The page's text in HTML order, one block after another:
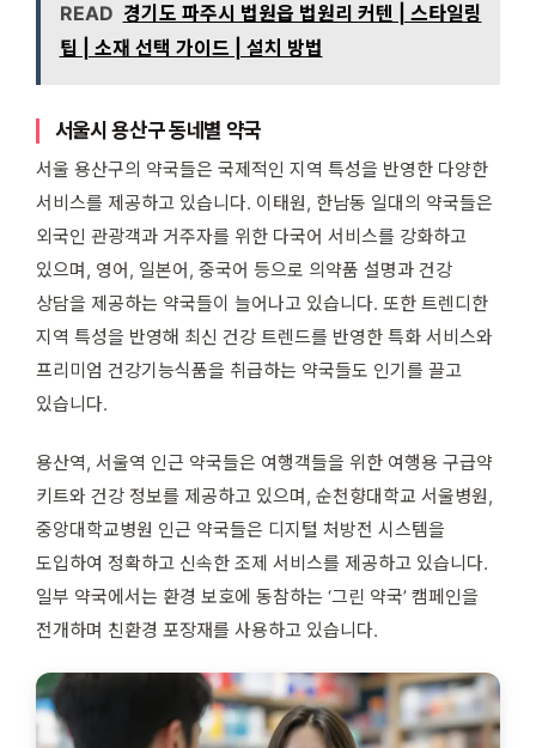
READ 경기도 파주시 법원읍 법원리 커텐 | 스타일링
팁 | 소재 선택 가이드 | 설치 방법
서울시 용산구 동네별 약국
서울 용산구의 약국들은 국제적인 지역 특성을 반영한 다양한
서비스를 제공하고 있습니다. 이태원, 한남동 일대의 약국들은
외국인 관광객과 거주자를 위한 다국어 서비스를 강화하고
있으며, 영어, 일본어, 중국어 등으로 의약품 설명과 건강
상담을 제공하는 약국들이 늘어나고 있습니다. 또한 트렌디한
지역 특성을 반영해 최신 건강 트렌드를 반영한 특화 서비스와
프리미엄 건강기능식품을 취급하는 약국들도 인기를 끌고
있습니다.
용산역, 서울역 인근 약국들은 여행객들을 위한 여행용 구급약
키트와 건강 정보를 제공하고 있으며, 순천향대학교 서울병원,
중앙대학교병원 인근 약국들은 디지털 처방전 시스템을
도입하여 정확하고 신속한 조제 서비스를 제공하고 있습니다.
일부 약국에서는 환경 보호에 동참하는 ‘그린 약국’ 캠페인을
전개하며 친환경 포장재를 사용하고 있습니다.